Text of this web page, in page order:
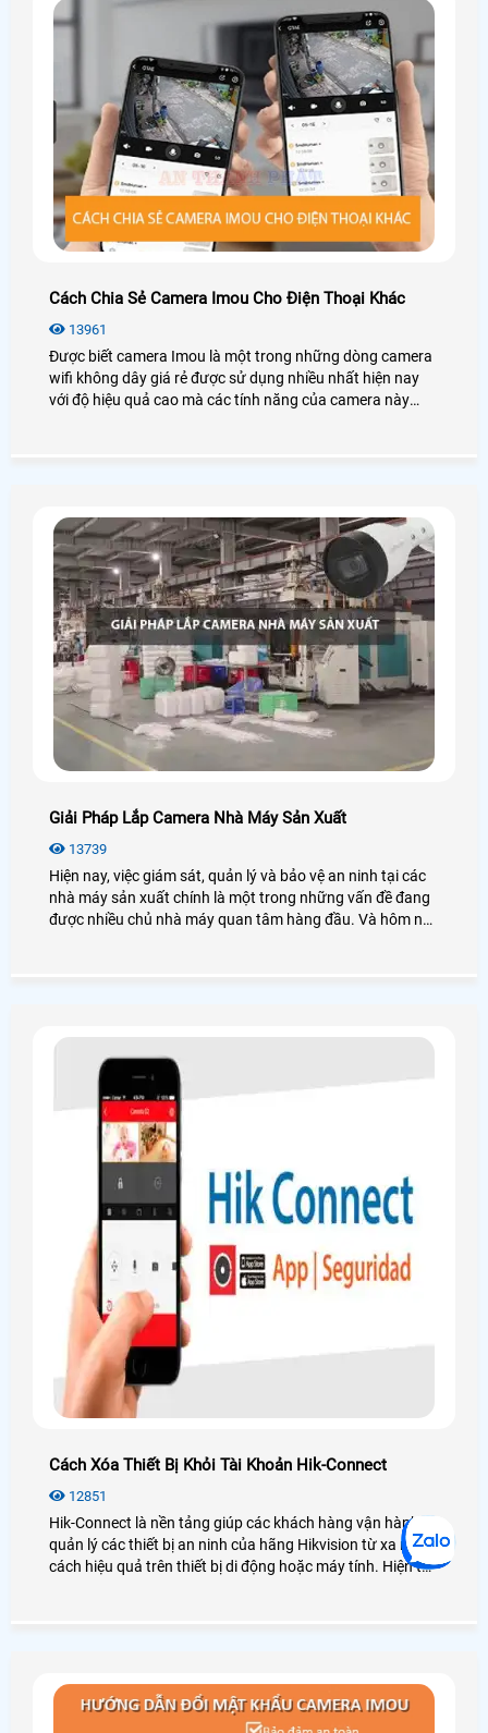
Cách Chia Sẻ Camera Imou Cho Điện Thoại Khác
13961
Được biết camera Imou là một trong những dòng camera
wifi không dây giá rẻ được sử dụng nhiều nhất hiện nay
với độ hiệu quả cao mà các tính năng của camera này
Giải Pháp Lắp Camera Nhà Máy Sản Xuất
13739
Hiện nay, việc giám sát, quản lý và bảo vệ an ninh tại các
nhà máy sản xuất chính là một trong những vấn đề đang
được nhiều chủ nhà máy quan tâm hàng đầu. Và hôm nay
Cách Xóa Thiết Bị Khỏi Tài Khoản Hik-Connect
12851
Hik-Connect là nền tảng giúp các khách hàng vận hành và
quản lý các thiết bị an ninh của hãng Hikvision từ xa một
cách hiệu quả trên thiết bị di động hoặc máy tính. Hiện tại